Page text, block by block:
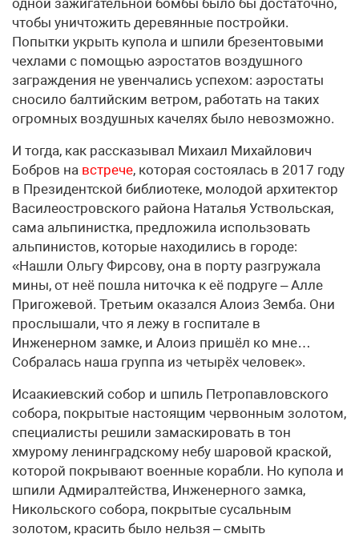
чтобы уничтожить деревянные постройки.
Попытки укрыть купола и шпили брезентовыми
чехлами с помощью аэростатов воздушного
заграждения не увенчались успехом: аэростаты
сносило балтийским ветром, работать на таких
огромных воздушных качелях было невозможно.
И тогда, как рассказывал Михаил Михайлович
Бобров на встрече, которая состоялась в 2017 году
в Президентской библиотеке, молодой архитектор
Василеостровского района Наталья Уствольская,
сама альпинистка, предложила использовать
альпинистов, которые находились в городе:
«Нашли Ольгу Фирсову, она в порту разгружала
мины, от неё пошла ниточка к её подруге – Алле
Пригожевой. Третьим оказался Алоиз Земба. Они
прослышали, что я лежу в госпитале в
Инженерном замке, и Алоиз пришёл ко мне…
Собралась наша группа из четырёх человек».
Исаакиевский собор и шпиль Петропавловского
собора, покрытые настоящим червонным золотом,
специалисты решили замаскировать в тон
хмурому ленинградскому небу шаровой краской,
которой покрывают военные корабли. Но купола и
шпили Адмиралтейства, Инженерного замка,
Никольского собора, покрытые сусальным
золотом, красить было нельзя – смыть